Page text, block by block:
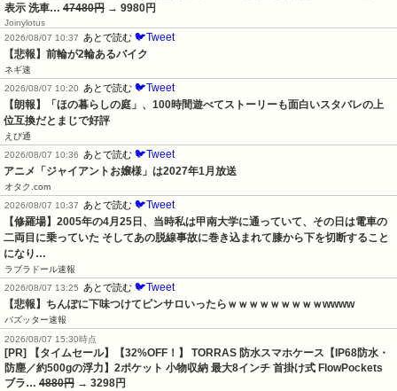
表示 洗車… 47480円 → 9980円
Joinylotus
2026/08/07 10:37
あとで読む 🐦Tweet
【悲報】前輪が2輪あるバイク
ネギ速
2026/08/07 10:20
あとで読む 🐦Tweet
【朗報】「ほの暮らしの庭」、100時間遊べてストーリーも面白いスタバレの上
位互換だとまじで好評
えび通
2026/08/07 10:36
あとで読む 🐦Tweet
アニメ「ジャイアントお嬢様」は2027年1月放送
オタク.com
2026/08/07 10:37
あとで読む 🐦Tweet
【修羅場】2005年の4月25日、当時私は甲南大学に通っていて、その日は電車の
二両目に乗っていた そしてあの脱線事故に巻き込まれて膝から下を切断すること
になり…
ラブラドール速報
2026/08/07 13:25
あとで読む 🐦Tweet
【悲報】ちんぽに下味つけてピンサロいったらｗｗｗｗｗｗｗｗｗwwww
バズッター速報
2026/08/07 15:30時点
[PR] 【タイムセール】【32%OFF！】 TORRAS 防水スマホケース【IP68防水・
防塵／約500gの浮力】2ポケット 小物収納 最大8インチ 首掛け式 FlowPockets
ブラ… 4880円 → 3298円